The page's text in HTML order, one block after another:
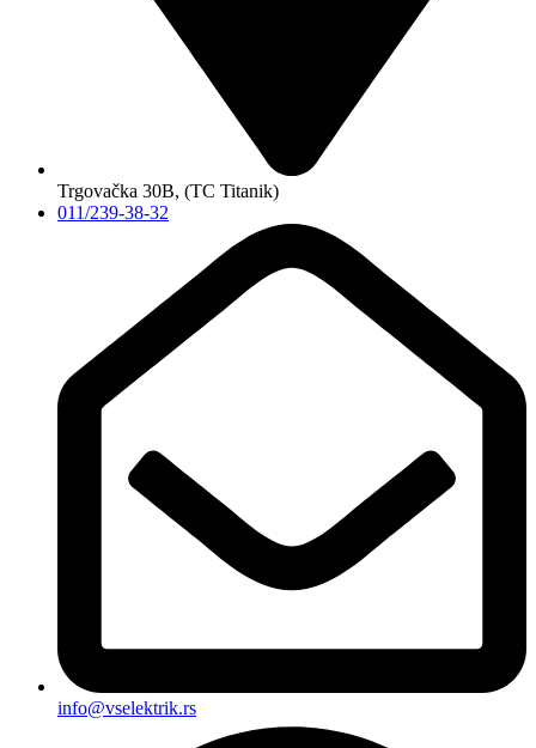
Trgovačka 30B, (TC Titanik)
011/239-38-32
info@vselektrik.rs